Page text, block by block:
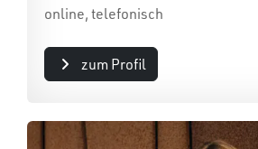
online, telefonisch
zum Profil